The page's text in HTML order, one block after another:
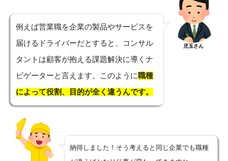
例えば営業職を企業の製品やサービスを
届けるドライバーだとすると、コンサル
タントは顧客が抱える課題解決に導くナ
ビゲーターと言えます。このように職種
によって役割、目的が全く違うんです。
児玉さん
納得しました！そう考えると同じ企業でも職種